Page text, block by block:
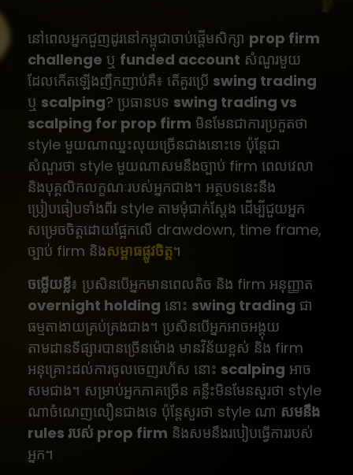
នៅពេលអ្នកជួញដូរនៅកម្ពុជាចាប់ផ្តើមសិក្សា prop firm
challenge ឬ funded account សំណួរមួយ
ដែលកើតឡើងញឹកញាប់គឺ៖ តើគួរប្រើ swing trading
ឬ scalping? ប្រធានបទ swing trading vs
scalping for prop firm មិនមែនជាការប្រកួតថា
style មួយណាឈ្នះលុយច្រើនជាងនោះទេ ប៉ុន្តែជា
សំណួរថា style មួយណាសមនឹងច្បាប់ firm ពេលវេលា
និងបុគ្គលិកលក្ខណៈរបស់អ្នកជាង។ អត្ថបទនេះនឹង
ប្រៀបធៀបទាំងពីរ style តាមមុំជាក់ស្តែង ដើម្បីជួយអ្នក
សម្រេចចិត្តដោយផ្អែកលើ drawdown, time frame,
ច្បាប់ firm និងសម្ពាធផ្លូវចិត្ត។
ចម្លើយខ្លី៖ ប្រសិនបើអ្នកមានពេលតិច និង firm អនុញ្ញាត
overnight holding នោះ swing trading ជា
ធម្មតាងាយគ្រប់គ្រងជាង។ ប្រសិនបើអ្នកអាចអង្គុយ
តាមដានទីផ្សារបានច្រើនម៉ោង មានវិន័យខ្ពស់ និង firm
អនុគ្រោះដល់ការចូលចេញរហ័ស នោះ scalping អាច
សមជាង។ សម្រាប់អ្នកភាគច្រើន គន្លឹះមិនមែនសួរថា style
ណាចំណេញលឿនជាងទេ ប៉ុន្តែសួរថា style ណា សមនឹង
rules របស់ prop firm និងសមនឹងរបៀបធ្វើការរបស់
អ្នក។